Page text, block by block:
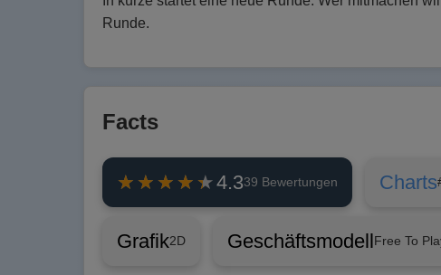
Runde.
Facts
4.339 Bewertungen Charts
Grafik2D GeschäftsmodellFree To